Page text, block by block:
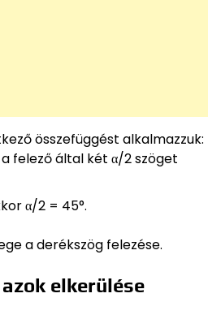
összefüggést alkalmazzuk:
a felező által két α/2 szöget
α/2 = 45°.
a derékszög felezése.
elkerülése